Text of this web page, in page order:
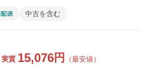
中古を含む
実質 15,076円 （最安値）